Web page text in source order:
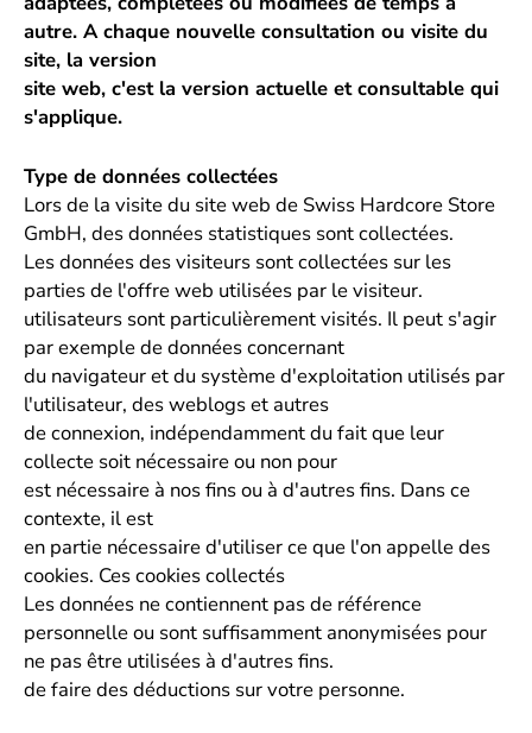
autre. A chaque nouvelle consultation ou visite du
site, la version
site web, c'est la version actuelle et consultable qui
s'applique.
Type de données collectées
Lors de la visite du site web de Swiss Hardcore Store
GmbH, des données statistiques sont collectées.
Les données des visiteurs sont collectées sur les
parties de l'offre web utilisées par le visiteur.
utilisateurs sont particulièrement visités. Il peut s'agir
par exemple de données concernant
du navigateur et du système d'exploitation utilisés par
l'utilisateur, des weblogs et autres
de connexion, indépendamment du fait que leur
collecte soit nécessaire ou non pour
est nécessaire à nos fins ou à d'autres fins. Dans ce
contexte, il est
en partie nécessaire d'utiliser ce que l'on appelle des
cookies. Ces cookies collectés
Les données ne contiennent pas de référence
personnelle ou sont suffisamment anonymisées pour
ne pas être utilisées à d'autres fins.
de faire des déductions sur votre personne.